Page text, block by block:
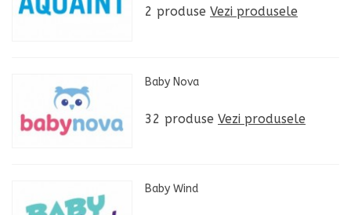
2 produse Vezi produsele
Baby Nova
32 produse Vezi produsele
Baby Wind